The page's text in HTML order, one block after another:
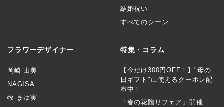
結婚祝い
すべてのシーン
フラワーデザイナー
岡崎 由美
NAGISA
牧 まゆ実
特集・コラム
【今だけ300円OFF！】"母の
日ギフト"に使えるクーポン配
布中！
「春の花贈りフェア」開催｜